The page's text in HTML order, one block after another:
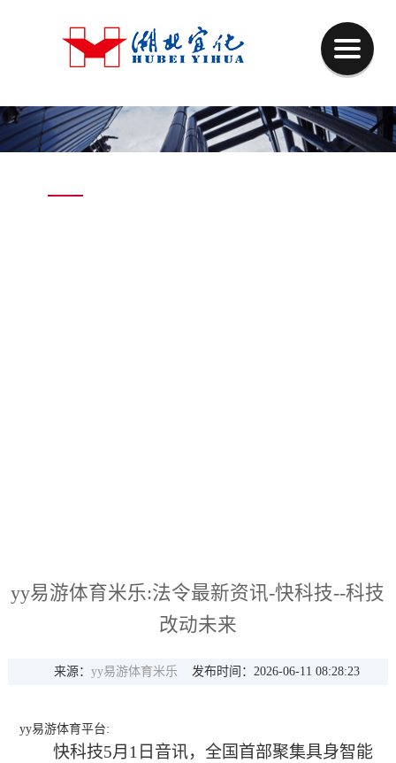
yy易游体育米乐:法令最新资讯-快科技--科技
改动未来
来源： yy易游体育米乐 发布时间：2026-06-11 08:28:23
yy易游体育平台:
快科技5月1日音讯，全国首部聚集具身智能